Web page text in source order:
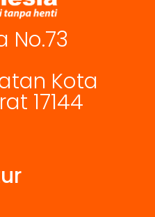
No.73
Kota
17144